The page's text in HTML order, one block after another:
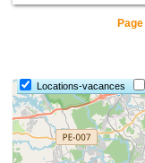
Page
Locations-vacances